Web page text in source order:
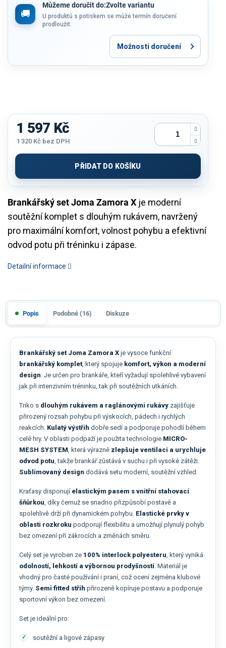
Můžeme doručit do:Zvolte variantu
U produktů s potiskem se může termín doručení
prodloužit.
Možnosti doručení
Brankářský set Joma Zamora X je moderní
soutěžní komplet s dlouhým rukávem, navržený
pro maximální komfort, volnost pohybu a efektivní
odvod potu při tréninku i zápase.
Detailní informace
1 597 Kč
1 320 Kč bez DPH
cena:
PŘIDAT DO KOŠÍKU
Popis Podobné (16) Diskuze
Brankářský set Joma Zamora X je vysoce funkční
brankářský komplet, který spojuje komfort, výkon a moderní
design . Je určen pro brankáře, kteří vyžadují spolehlivé vybavení
jak při intenzivním tréninku, tak při soutěžních utkáních.
Triko s dlouhým rukávem a raglánovými rukávy zajišťuje
přirozený rozsah pohybu při výskocích, pádech i rychlých
reakcích. Kulatý výstřih dobře sedí a podporuje pohodlí během
celé hry. V oblasti podpaží je použita technologie MICRO-
MESH SYSTEM , která výrazně zlepšuje ventilaci a urychluje
odvod potu , takže brankář zůstává v suchu i při vysoké zátěži.
Sublimovaný design dodává setu moderní, soutěžní vzhled.
Kraťasy disponují elastickým pasem s vnitřní stahovací
šňůrkou , díky čemuž se snadno přizpůsobí postavě a
spolehlivě drží při dynamickém pohybu. Elastické prvky v
oblasti rozkroku podporují flexibilitu a umožňují plynulý pohyb
bez omezení při zákrocích a změnách směru.
Celý set je vyroben ze 100% interlock polyesteru , který vyniká
odolností, lehkostí a výbornou prodyšností . Materiál je
vhodný pro časté používání i praní, což ocení zejména klubové
týmy. Semi fitted střih přirozeně kopíruje postavu a podporuje
sportovní výkon bez omezení.
Set je ideální pro:
soutěžní a ligové zápasy